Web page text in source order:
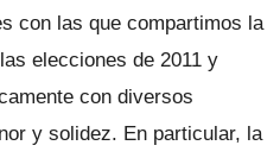
con las que compartimos la
elecciones de 2011 y
con diversos
y solidez. En particular, la